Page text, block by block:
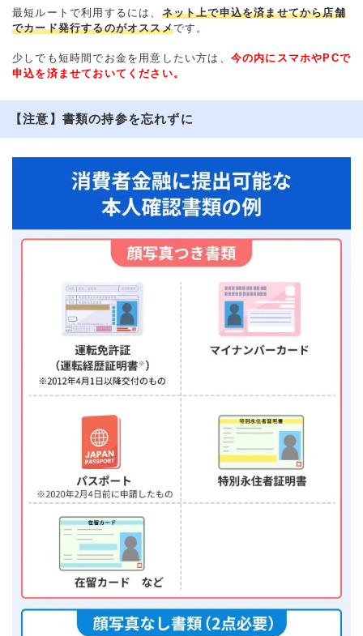
最短ルートで利用するには、 ネット上で申込を済ませてから店舗
でカード発行するのがオススメです。
少しでも短時間でお金を用意したい方は、 今の内にスマホやPCで
申込を済ませておいてください。
【注意】書類の持参を忘れずに